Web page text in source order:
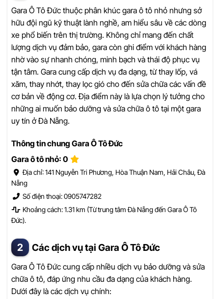
Gara Ô Tô Đức thuộc phân khúc gara ô tô nhỏ nhưng sở
hữu đội ngũ kỹ thuật lành nghề, am hiểu sâu về các dòng
xe phổ biến trên thị trường. Không chỉ mang đến chất
lượng dịch vụ đảm bảo, gara còn ghi điểm với khách hàng
nhờ vào sự nhanh chóng, minh bạch và thái độ phục vụ
tận tâm. Gara cung cấp dịch vụ đa dạng, từ thay lốp, vá
xăm, thay nhớt, thay lọc gió cho đến sửa chữa các vấn đề
cơ bản về động cơ. Địa điểm này là lựa chọn lý tưởng cho
những ai muốn bảo dưỡng và sửa chữa ô tô tại một gara
uy tín ở Đà Nẵng.
Thông tin chung Gara Ô Tô Đức
Gara ô tô nhỏ: 0
Địa chỉ: 141 Nguyễn Tri Phương, Hòa Thuận Nam, Hải Châu, Đà
Nẵng
Số điện thoại: 0905747282
Khoảng cách: 1.31 km (Từ trung tâm Đà Nẵng đến Gara Ô Tô
Đức).
Các dịch vụ tại Gara Ô Tô Đức
Gara Ô Tô Đức cung cấp nhiều dịch vụ bảo dưỡng và sửa
chữa ô tô, đáp ứng nhu cầu đa dạng của khách hàng.
Dưới đây là các dịch vụ chính: